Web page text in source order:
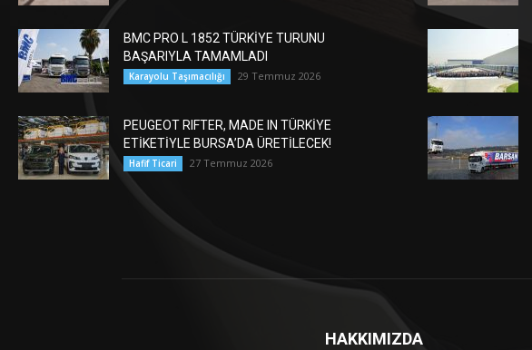
BMC PRO L 1852 TÜRKİYE TURUNU
BAŞARIYLA TAMAMLADI
Karayolu Taşımacılığı 29 Temmuz 2026
PEUGEOT RIFTER, MADE IN TÜRKİYE
ETİKETİYLE BURSA’DA ÜRETİLECEK!
Hafif Ticari 27 Temmuz 2026
HAKKIMIZDA